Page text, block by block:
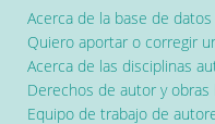
Acerca de la base de datos
Quiero aportar o corregir
Acerca de las disciplinas
Derechos de autor y obras
Equipo de trabajo de